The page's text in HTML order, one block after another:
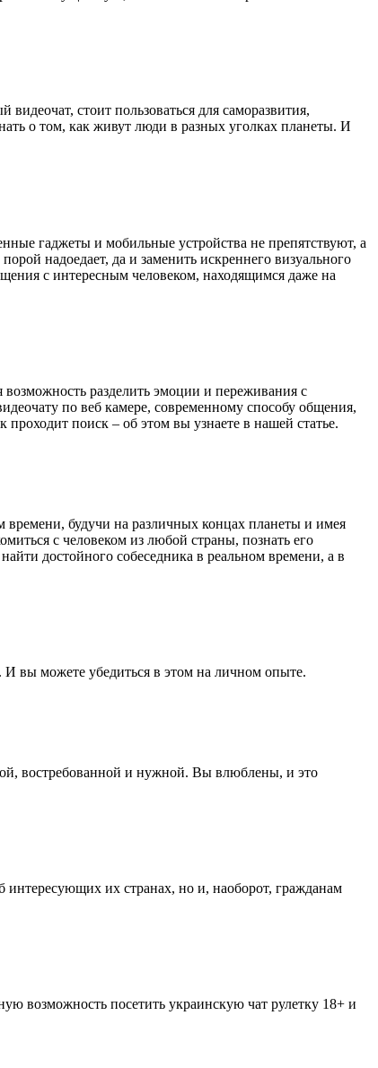
стоит пользоваться для саморазвития,
о том, как живут люди в разных уголках планеты. И
гаджеты и мобильные устройства не препятствуют, а
надоедает, да и заменить искреннего визуального
с интересным человеком, находящимся даже на
разделить эмоции и переживания с
по веб камере, современному способу общения,
поиск – об этом вы узнаете в нашей статье.
времени, будучи на различных концах планеты и имея
с человеком из любой страны, познать его
достойного собеседника в реальном времени, а в
И вы можете убедиться в этом на личном опыте.
востребованной и нужной. Вы влюблены, и это
их странах, но и, наоборот, гражданам
возможность посетить украинскую чат рулетку 18+ и